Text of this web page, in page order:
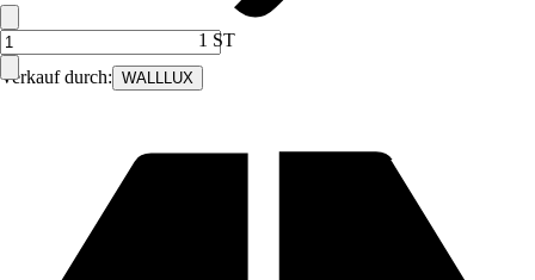
Verkauf durch: WALLLUX
1 ST